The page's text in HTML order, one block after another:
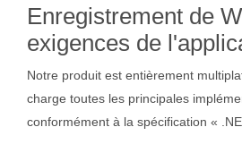
Enregistrement de
exigences de
Notre produit est entièrement
charge toutes les principales
conformément à la spécification «